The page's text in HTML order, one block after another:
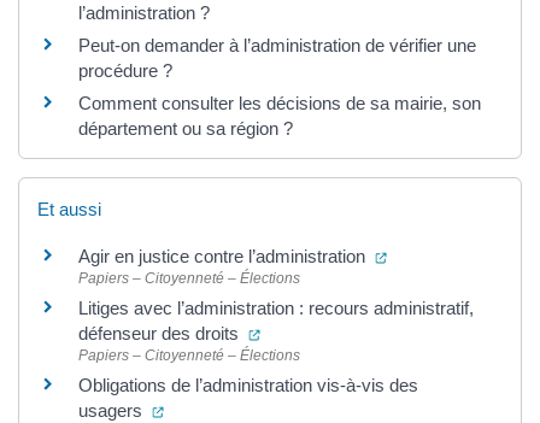
l’administration ?
Peut-on demander à l’administration de vérifier une
procédure ?
Comment consulter les décisions de sa mairie, son
département ou sa région ?
Et aussi
Agir en justice contre l’administration (ouverture dans un
Papiers – Citoyenneté – Élections
Litiges avec l’administration : recours administratif,
défenseur des droits
(ouverture dans un nouvel onglet)
Papiers – Citoyenneté – Élections
Obligations de l’administration vis-à-vis des
usagers
(ouverture dans un nouvel onglet)